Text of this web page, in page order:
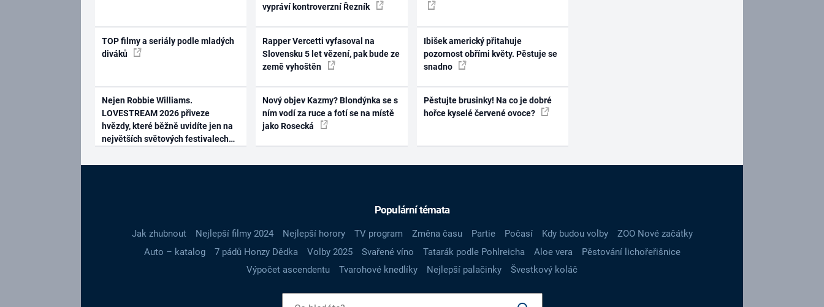
TOP filmy a seriály podle mladých
diváků
Nejen Robbie Williams.
LOVESTREAM 2026 přiveze
hvězdy, které běžně uvidíte jen na
největších světových festivalech
vypráví kontroverzní Řezník
Rapper Vercetti vyfasoval na
Slovensku 5 let vězení, pak bude ze
země vyhoštěn
Nový objev Kazmy? Blondýnka se s
ním vodí za ruce a fotí se na místě
jako Rosecká
Ibišek americký přitahuje
pozornost obřími květy. Pěstuje se
snadno
Pěstujte brusinky! Na co je dobré
hořce kyselé červené ovoce?
Populární témata
Jak zhubnout Nejlepší filmy 2024 Nejlepší horory TV program Změna času Partie Počasí Kdy budou volby
ZOO Nové začátky
Auto – katalog
7 pádů Honzy Dědka Volby 2025 Svařené víno Tatarák podle Pohlreicha Aloe vera
Pěstování lichořeřišnice
Výpočet ascendentu
Tvarohové knedlíky Nejlepší palačinky Švestkový koláč